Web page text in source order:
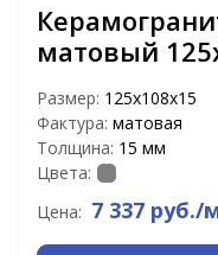
матовый
Размер: 125x108x15
Фактура: матовая
Толщина: 15 мм
Цвета:
Цена: 7 337 руб./